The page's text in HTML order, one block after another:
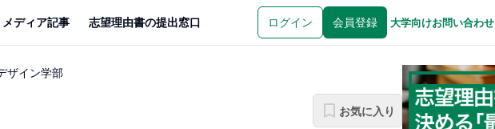
メディア記事 志望理由書の提出窓口 ログイン 会員登録 大学向けお問い合わせ
ザイン学部
お気に入り